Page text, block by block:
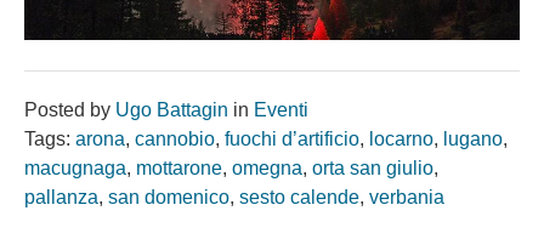
Posted by Ugo Battagin in Eventi
Tags: arona, cannobio, fuochi d’artificio, locarno, lugano,
macugnaga, mottarone, omegna, orta san giulio,
pallanza, san domenico, sesto calende, verbania